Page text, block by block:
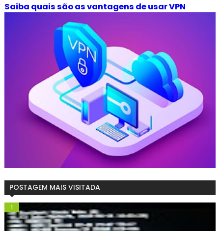
Saiba quais são as vantagens de usar VPN
POSTAGEM MAIS VISITADA